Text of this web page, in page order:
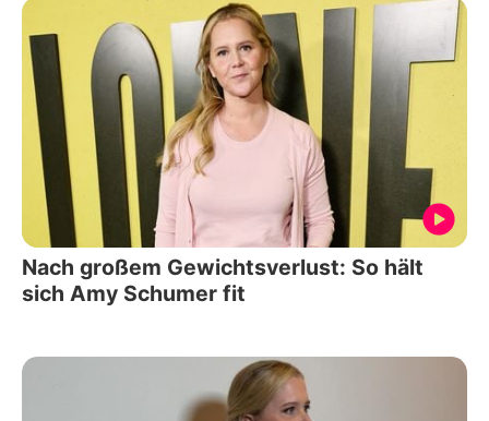
Nach großem Gewichtsverlust: So hält
sich Amy Schumer fit